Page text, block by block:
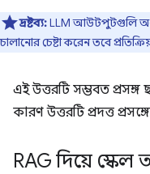
দ্রষ্টব্য:LLM আউটপুটগুলি অ-
চালানোর চেষ্টা করেন তবে
এই উত্তরটি সম্ভবত
কারণ উত্তরটি প্রদত্ত
RAG দিয়ে